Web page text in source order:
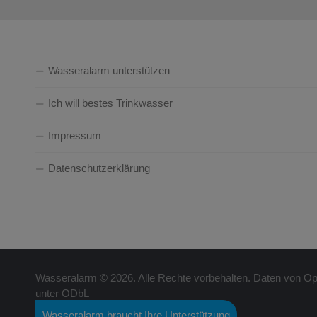
Wasseralarm unterstützen
Ich will bestes Trinkwasser
Impressum
Datenschutzerklärung
Wasseralarm © 2026. Alle Rechte vorbehalten. Daten von
unter ODbL